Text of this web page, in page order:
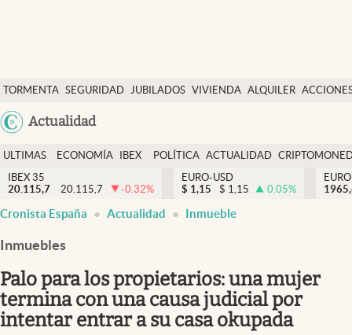
TORMENTA SEGURIDAD JUBILADOS VIVIENDA ALQUILER
Actualidad
Economía y finanzas
Política
Actualidad
Criptomonedas
España
ULTIMAS
NOTICIAS
ECONOMÍA
FINANZAS
IBEX
EURO
POLÍTICA ACTUALIDAD
IBEX 35
20.115,7
20.115,7 -0.32%
EURO-USD
$ 1,15 $ 1,15 0.05%
Cronista España Actualidad Inmueble
Inmuebles
Palo para los propietarios: una mujer
termina con una causa judicial por
intentar entrar a su casa okupada